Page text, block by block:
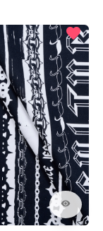
visibility
favorite